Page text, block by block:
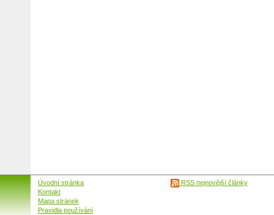
Úvodní stránka
Kontakt
Mapa stránek
Pravidla používání
RSS nejnovější články